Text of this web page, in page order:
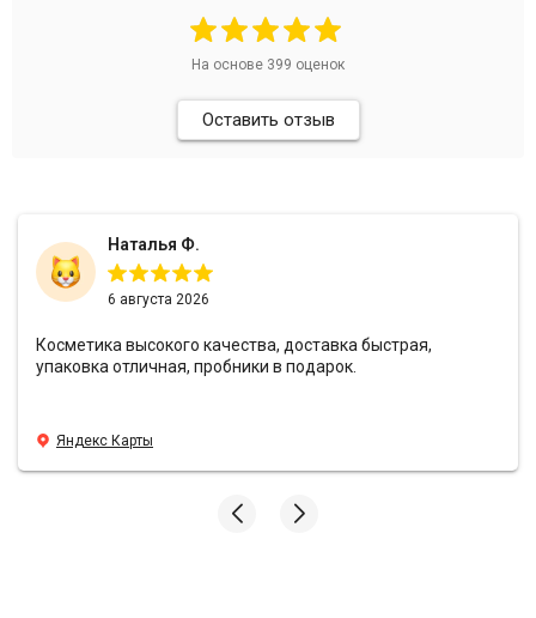
На основе 399 оценок
Оставить отзыв
Наталья Ф.
6 августа 2026
Косметика высокого качества, доставка быстрая,
упаковка отличная, пробники в подарок.
Яндекс Карты